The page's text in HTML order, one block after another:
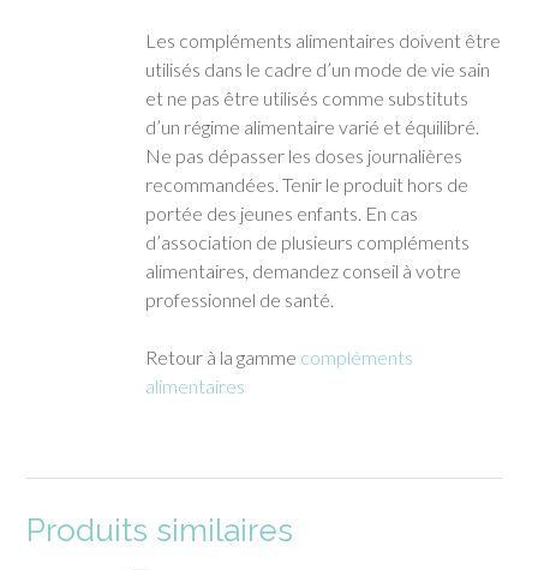
Les compléments alimentaires doivent être
utilisés dans le cadre d’un mode de vie sain
et ne pas être utilisés comme substituts
d’un régime alimentaire varié et équilibré.
Ne pas dépasser les doses journalières
recommandées. Tenir le produit hors de
portée des jeunes enfants. En cas
d’association de plusieurs compléments
alimentaires, demandez conseil à votre
professionnel de santé.
Retour à la gamme compléments
alimentaires
Produits similaires